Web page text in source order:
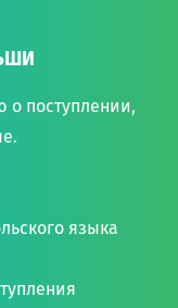
о поступлении,
языка